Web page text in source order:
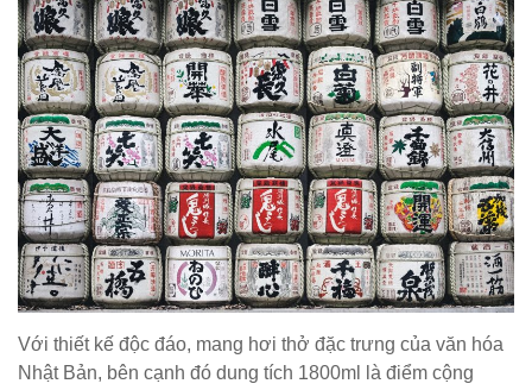
Với thiết kế độc đáo, mang hơi thở đặc trưng của văn hóa
Nhật Bản, bên cạnh đó dung tích 1800ml là điểm cộng